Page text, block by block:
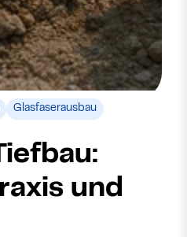
Glasfaserausbau
und